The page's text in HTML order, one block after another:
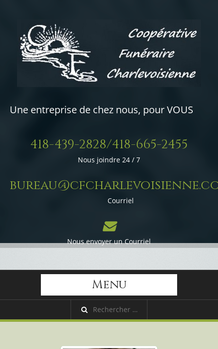
Une entreprise de chez nous, pour VOUS
418-439-2828/418-665-2455
Nous joindre 24 / 7
Courriel
Nous envoyer un Courriel
Menu